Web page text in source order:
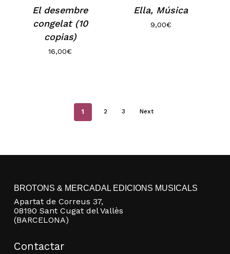
El desembre
congelat (10
copias)
16,00€
Ella, Música
9,00€
1 2 3 Next
BROTONS & MERCADAL EDICIONS MUSICALS
Apartat de Correus 37,
08190 Sant Cugat del Vallès
(BARCELONA)
Contactar